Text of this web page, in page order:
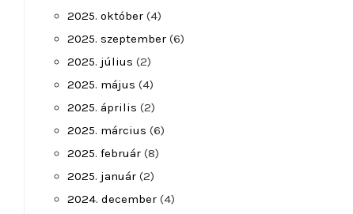
2025. október (4)
2025. szeptember (6)
2025. július (2)
2025. május (4)
2025. április (2)
2025. március (6)
2025. február (8)
2025. január (2)
2024. december (4)